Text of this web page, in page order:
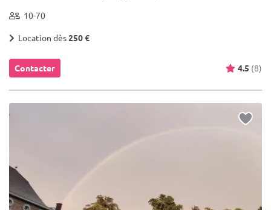
10-70
Location dès250 €
Contacter 4.5 (8)